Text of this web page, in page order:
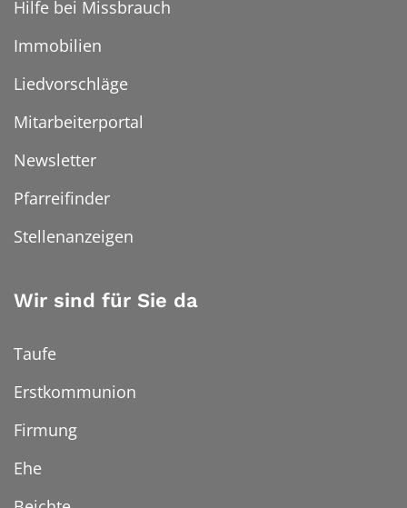
Hilfe bei Missbrauch
Immobilien
Liedvorschläge
Mitarbeiterportal
Newsletter
Pfarreifinder
Stellenanzeigen
Wir sind für Sie da
Taufe
Erstkommunion
Firmung
Ehe